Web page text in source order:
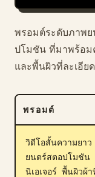
บล็อก
อัปเดต
พรอมต์ระดับภาพย
ปโมชัน ที่มาพร้อม
และพื้นผิวที่ละเอีย
พรอมต์
วิดีโอสั้นความยา
ยนตร์สตอปโมชัน
นิเอเจอร์ พื้นผิวผ้